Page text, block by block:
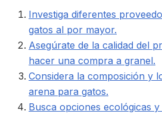
Investiga diferentes
gatos al por mayor.
Asegúrate de la calidad del
hacer una compra a granel.
Considera la composición y
arena para gatos.
Busca opciones ecológicas